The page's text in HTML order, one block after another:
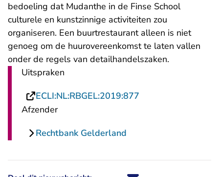
bedoeling dat Mudanthe in de Finse School
culturele en kunstzinnige activiteiten zou
organiseren. Een buurtrestaurant alleen is niet
genoeg om de huurovereenkomst te laten vallen
onder de regels van detailhandelszaken.
Uitspraken
ECLI:NL:RBGEL:2019:877
Afzender
Rechtbank Gelderland